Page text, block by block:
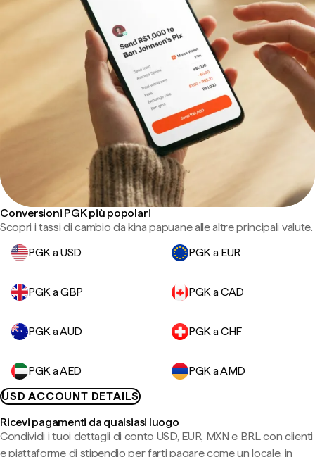
Conversioni PGK più popolari
Scopri i tassi di cambio da kina papuane alle altre principali valute.
PGK a USD
PGK a EUR
PGK a GBP PGK a CAD
PGK a AUD PGK a CHF
PGK a AED
PGK a AMD
USD ACCOUNT DETAILS
Ricevi pagamenti da qualsiasi luogo
Condividi i tuoi dettagli di conto USD, EUR, MXN e BRL con clienti
e piattaforme di stipendio per farti pagare come un locale, in